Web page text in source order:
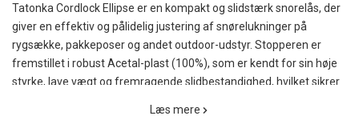
Tatonka Cordlock Ellipse er en kompakt og slidstærk snorelås, der
giver en effektiv og pålidelig justering af snørelukninger på
rygsække, pakkeposer og andet outdoor-udstyr. Stopperen er
fremstillet i robust Acetal-plast (100%), som er kendt for sin høje
styrke, lave vægt og fremragende slidbestandighed, hvilket sikrer
Læs mere